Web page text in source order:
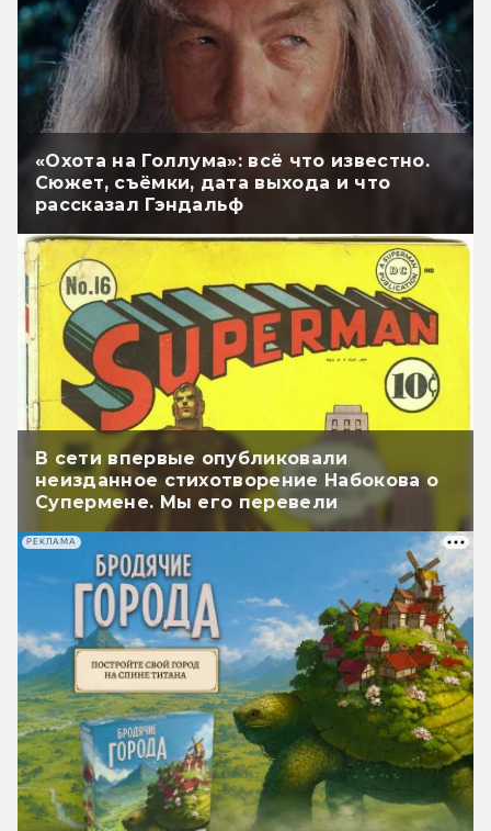
«Охота на Голлума»: всё что известно.
Сюжет, съёмки, дата выхода и что
рассказал Гэндальф
В сети впервые опубликовали
неизданное стихотворение Набокова о
Супермене. Мы его перевели
РЕКЛАМА